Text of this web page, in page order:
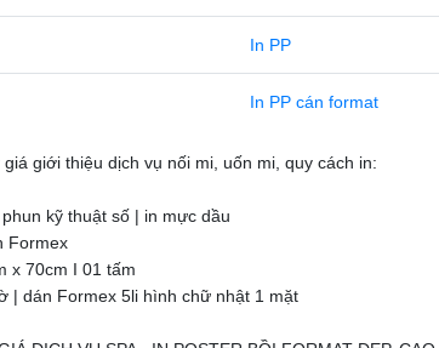
In PP
In PP cán format
giới thiệu dịch vụ nối mi, uốn mi, quy cách in:
kỹ thuật số | in mực dầu
Formex
x 70cm I 01 tấm
| dán Formex 5li hình chữ nhật 1 mặt